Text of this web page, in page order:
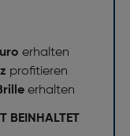
erhalten
profitieren
erhalten
BEINHALTET